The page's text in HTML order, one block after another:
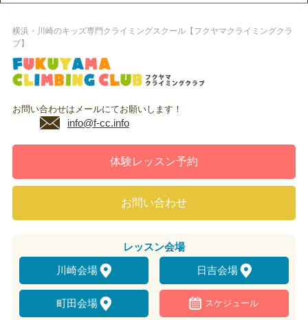
横浜・川崎のキッズ専門クライミングスクール【フクヤマクライミングクラ
ブ】
お問い合わせはメールにてお願いします！
info@f-cc.info
体験レッスン予約
お問い合わせ
レッスン会場
川崎会場
日吉会場
町田会場 スケジュール